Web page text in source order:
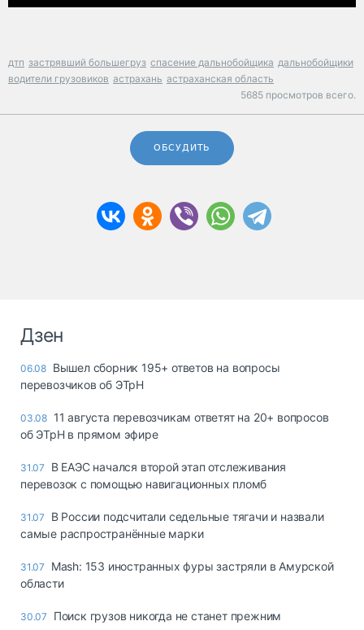
дтп застрявший большегруз спасение дальнобойщика дальнобойщики
водители грузовиков астрахань астраханская область
5685 просмотров всего.
ОБСУДИТЬ
Дзен
06.08 Вышел сборник 195+ ответов на вопросы
перевозчиков об ЭТрН
03.08 11 августа перевозчикам ответят на 20+ вопросов
об ЭТрН в прямом эфире
31.07
В ЕАЭС начался второй этап отслеживания
перевозок с помощью навигационных пломб
31.07
В России подсчитали седельные тягачи и назвали
самые распространённые марки
31.07
Mash: 153 иностранных фуры застряли в Амурской
области
30.07 Поиск грузов никогда не станет прежним